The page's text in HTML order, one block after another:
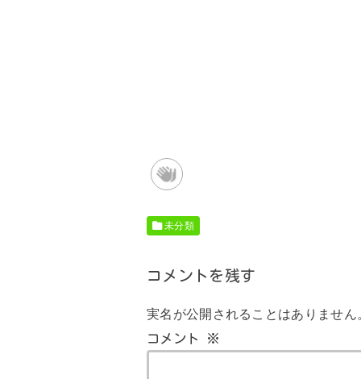
未分類
コメントを残す
実名が公開されることはありません
コメント ※